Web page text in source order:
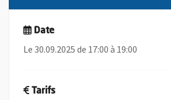
Date
Le 30.09.2025 de 17:00 à 19:00
Tarifs